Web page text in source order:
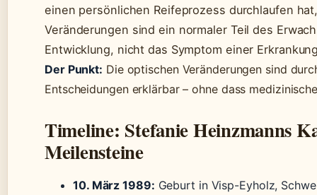
einen persönlichen Reifeprozess durchlaufen
Veränderungen sind ein normaler Teil des
Entwicklung, nicht das Symptom einer
Der Punkt: Die optischen Veränderungen sind
Entscheidungen erklärbar – ohne dass
Timeline: Stefanie Heinzmanns
Meilensteine
10. März 1989: Geburt in Visp-Eyholz,